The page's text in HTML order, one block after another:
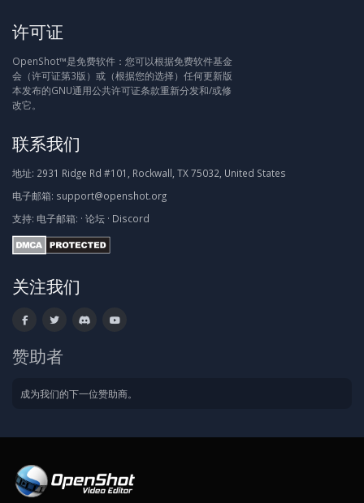
许可证
OpenShot™是免费软件：您可以根据免费软件基金
会（许可证第3版）或（根据您的选择）任何更新版
本发布的GNU通用公共许可证条款重新分发和/或修
改它。
联系我们
地址: 2931 Ridge Rd #101, Rockwall, TX 75032, United States
电子邮箱: support@openshot.org
支持: 电子邮箱: · 论坛 · Discord
关注我们
赞助者
成为我们的下一位赞助商。